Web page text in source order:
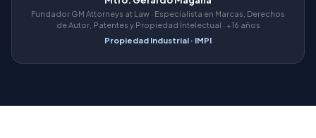
Fundador GM Attorneys at Law · Especialista en Marcas, Derechos
de Autor, Patentes y Propiedad Intelectual · +16 años
Propiedad Industrial · IMPI